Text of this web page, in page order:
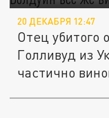
20 ДЕКАБРЯ 12:47
Отец убитого
Голливуд из
частично